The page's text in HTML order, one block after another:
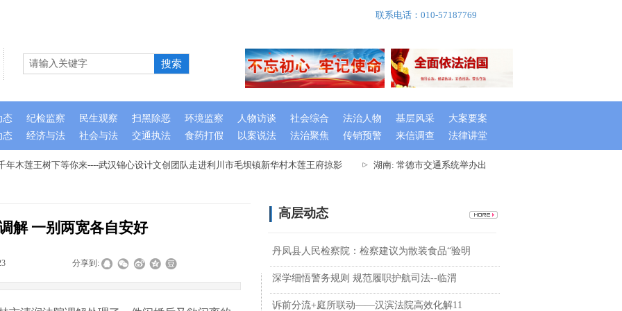
木莲王树下等你来----武汉锦心设计文创团队走进利川市毛坝镇新华村木莲王府掠影 湖南: 常德市交通系统举办出租车驾驶员创文专题培训班
态 经济与法 社会与法 交通执法 食药打假 以案说法 法治聚焦 传销预警 来信调查 法律讲堂
联系电话：010-57187769
搜索
态 纪检监察 民生观察 扫黑除恶 环境监察 人物访谈 社会综合 法治人物 基层风采 大案要案
高层动态
解 一别两宽各自安好
分享到:
丹凤县人民检察院：检察建议为散装食品“验明
深学细悟警务规则 规范履职护航司法--临渭
诉前分流+庭所联动——汉滨法院高效化解11